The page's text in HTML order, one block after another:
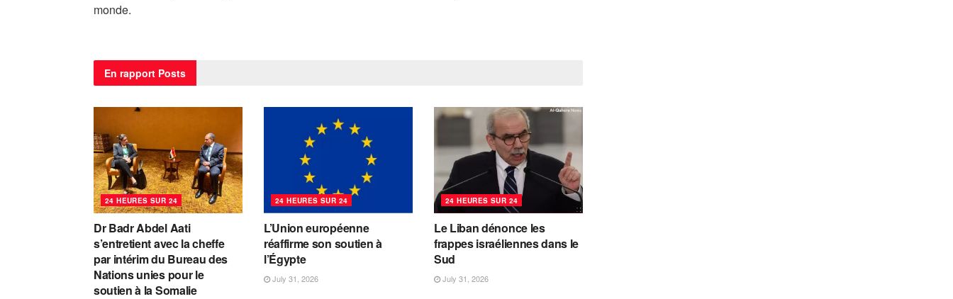
monde.
En rapport Posts
24 HEURES SUR 24
Dr Badr Abdel Aati
s’entretient avec la cheffe
par intérim du Bureau des
Nations unies pour le
soutien à la Somalie
24 HEURES SUR 24
L’Union européenne
réaffirme son soutien à
l’Égypte
July 31, 2026
24 HEURES SUR 24
Le Liban dénonce les
frappes israéliennes dans le
Sud
July 31, 2026